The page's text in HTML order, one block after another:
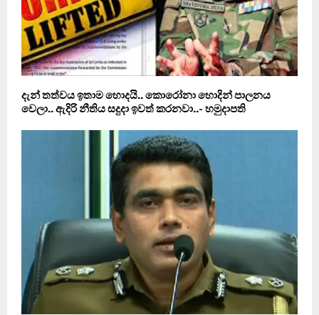
දැන් තත්වය ඉතාම හොදයි.. කොරෝනා හොදින් පාලනය
වෙලා.. ඇදිරි නීතිය සදුදා ඉවත් කරනවා..- හමුදාපති